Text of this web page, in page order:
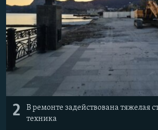
2
В ремонте задействована тяжелая
техника